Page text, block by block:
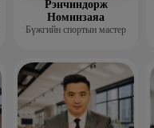
Рэнчиндорж
Номинзаяа
Бүжгийн спортын мастер